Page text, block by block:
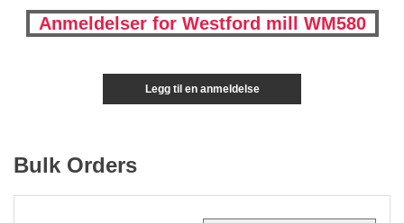
Anmeldelser for Westford mill WM580
Legg til en anmeldelse
Bulk Orders